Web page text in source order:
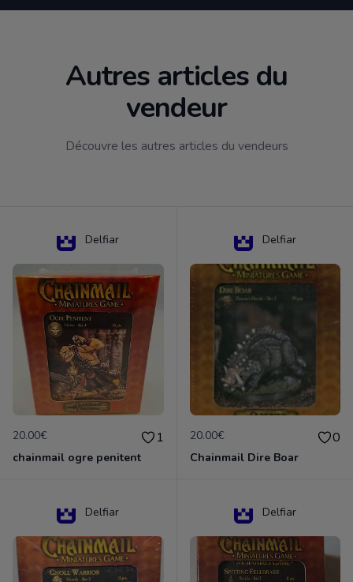
Autres articles du
vendeur
Découvre les autres articles du vendeurs
Delfiar
20.00€ 1
chainmail ogre penitent
Delfiar
20.00€ 0
Chainmail Dire Boar
Delfiar Delfiar